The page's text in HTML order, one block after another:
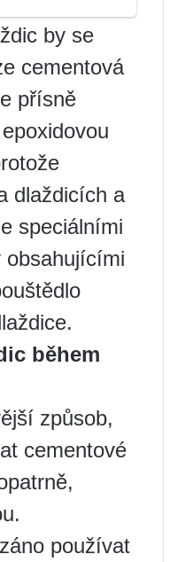
by se
cementová
přísně
dlaždicích a
speciálními
obsahujícími
během
způsob,
cementové
používat